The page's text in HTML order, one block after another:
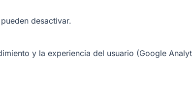
desactivar.
y la experiencia del usuario (Google